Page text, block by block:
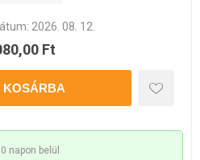
2026. 08. 12.
Ft
napon belül